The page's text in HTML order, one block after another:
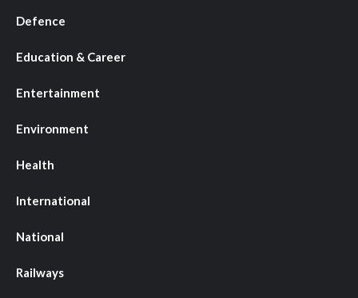
Defence
Education & Career
Entertainment
Environment
Health
International
National
Railways